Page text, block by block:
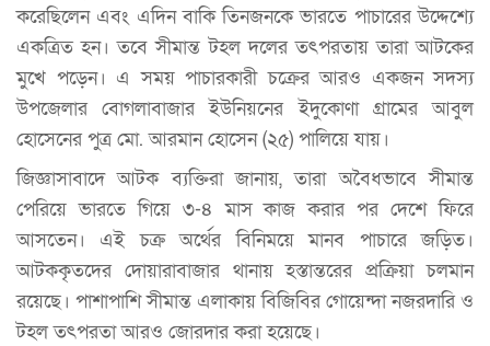
করেছিলেন এবং এদিন বাকি তিনজনকে ভারতে পাচারের উদ্দেশ্যে
একত্রিত হন। তবে সীমান্ত টহল দলের তৎপরতায় তারা আটকের
মুখে পড়েন। এ সময় পাচারকারী চক্রের আরও একজন সদস্য
উপজেলার বোগলাবাজার ইউনিয়নের ইদুকোণা গ্রামের আবুল
হোসেনের পুত্র মো. আরমান হোসেন (২৫) পালিয়ে যায়।
জিজ্ঞাসাবাদে আটক ব্যক্তিরা জানায়, তারা অবৈধভাবে সীমান্ত
পেরিয়ে ভারতে গিয়ে ৩-৪ মাস কাজ করার পর দেশে ফিরে
আসতেন। এই চক্র অর্থের বিনিময়ে মানব পাচারে জড়িত।
আটককৃতদের দোয়ারাবাজার থানায় হস্তান্তরের প্রক্রিয়া চলমান
রয়েছে। পাশাপাশি সীমান্ত এলাকায় বিজিবির গোয়েন্দা নজরদারি ও
টহল তৎপরতা আরও জোরদার করা হয়েছে।